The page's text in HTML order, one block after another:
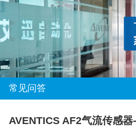
常见问答
AVENTICS AF2气流传感